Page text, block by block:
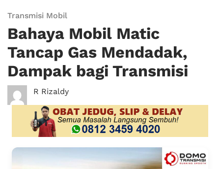
Transmisi Mobil
Bahaya Mobil Matic
Tancap Gas Mendadak,
Dampak bagi Transmisi
R Rizaldy